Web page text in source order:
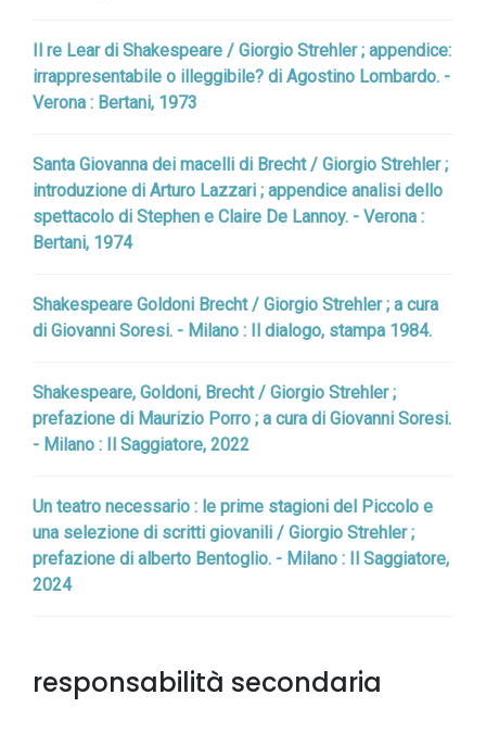
Il re Lear di Shakespeare / Giorgio Strehler ; appendice:
irrappresentabile o illeggibile? di Agostino Lombardo. -
Verona : Bertani, 1973
Santa Giovanna dei macelli di Brecht / Giorgio Strehler ;
introduzione di Arturo Lazzari ; appendice analisi dello
spettacolo di Stephen e Claire De Lannoy. - Verona :
Bertani, 1974
Shakespeare Goldoni Brecht / Giorgio Strehler ; a cura
di Giovanni Soresi. - Milano : Il dialogo, stampa 1984.
Shakespeare, Goldoni, Brecht / Giorgio Strehler ;
prefazione di Maurizio Porro ; a cura di Giovanni Soresi.
- Milano : Il Saggiatore, 2022
Un teatro necessario : le prime stagioni del Piccolo e
una selezione di scritti giovanili / Giorgio Strehler ;
prefazione di alberto Bentoglio. - Milano : Il Saggiatore,
2024
responsabilità secondaria